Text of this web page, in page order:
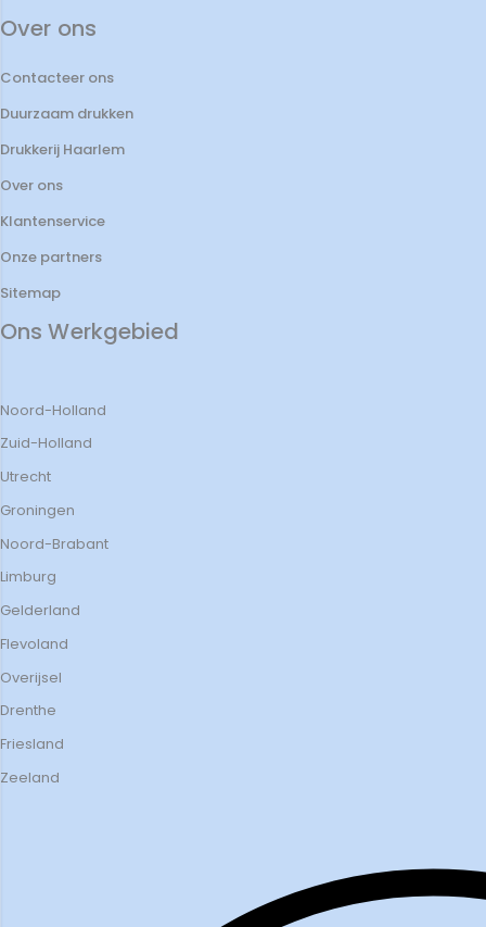
Over ons
Contacteer ons
Duurzaam drukken
Drukkerij Haarlem
Over ons
Klantenservice
Onze partners
Sitemap
Ons Werkgebied
Noord-Holland
Zuid-Holland
Utrecht
Groningen
Noord-Brabant
Limburg
Gelderland
Flevoland
Overijsel
Drenthe
Friesland
Zeeland